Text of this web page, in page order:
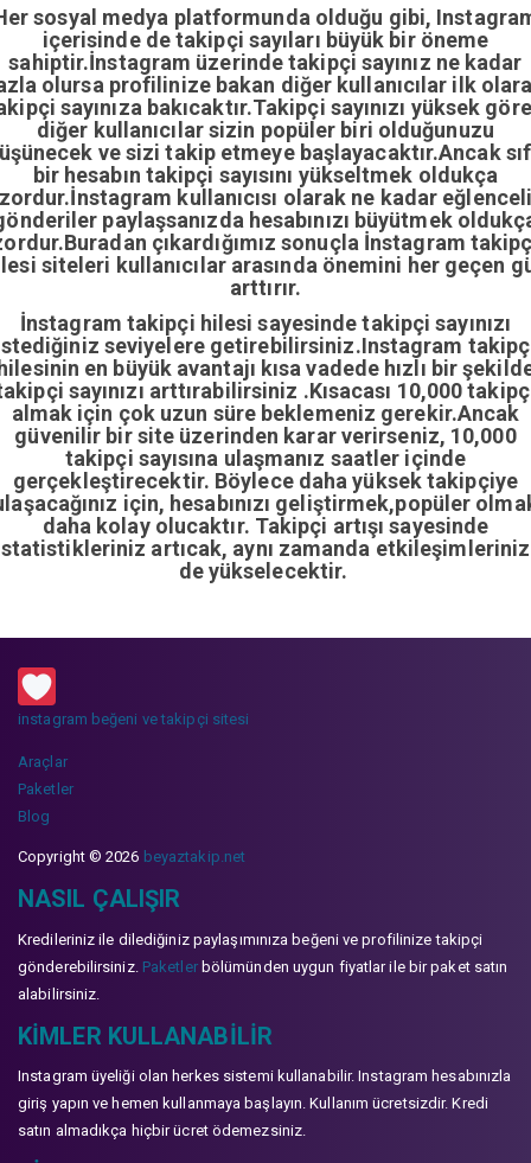
sosyal medya platformunda olduğu gibi,
içerisinde de takipçi sayıları büyük bir öneme
sahiptir.İnstagram üzerinde takipçi sayınız ne kadar
olursa profilinize bakan diğer kullanıcılar ilk
sayınıza bakıcaktır.Takipçi sayınızı yüksek
diğer kullanıcılar sizin popüler biri olduğunuzu
ve sizi takip etmeye başlayacaktır.Ancak
bir hesabın takipçi sayısını yükseltmek oldukça
kullanıcısı olarak ne kadar
paylaşsanızda hesabınızı büyütmek
çıkardığımız sonuçla İnstagram
siteleri kullanıcılar arasında önemini her geçen
arttırır.
İnstagram takipçi hilesi sayesinde takipçi sayınızı
seviyelere getirebilirsiniz.Instagram
en büyük avantajı kısa vadede hızlı bir
sayınızı arttırabilirsiniz .Kısacası 10,000
almak için çok uzun süre beklemeniz gerekir.Ancak
güvenilir bir site üzerinden karar verirseniz, 10,000
takipçi sayısına ulaşmanız saatler içinde
gerçekleştirecektir. Böylece daha yüksek takipçiye
için, hesabınızı geliştirmek,popüler
daha kolay olucaktır. Takipçi artışı sayesinde
artıcak, aynı zamanda
de yükselecektir.
instagram beğeni ve takipçi sitesi
Araçlar
Paketler
Blog
Copyright © 2026 beyaztakip.net
NASIL ÇALIŞIR
Kredileriniz ile dilediğiniz paylaşımınıza beğeni ve profilinize takipçi
gönderebilirsiniz. Paketlerbölümünden uygun fiyatlar ile bir paket satın
alabilirsiniz.
KIMLER KULLANABILIR
Instagram üyeliği olan herkes sistemi kullanabilir. Instagram hesabınızla
giriş yapın ve hemen kullanmaya başlayın. Kullanım ücretsizdir. Kredi
satın almadıkça hiçbir ücret ödemezsiniz.